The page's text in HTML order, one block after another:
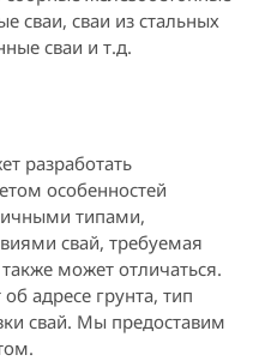
сваи, сваи из стальных
сваи и т.д.
разработать
особенностей
типами,
свай, требуемая
может отличаться.
адресе грунта, тип
свай. Мы предоставим